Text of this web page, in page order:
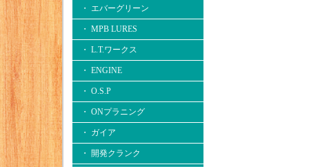
・ エバーグリーン
・ MPB LURES
・ L.T.ワークス
・ ENGINE
・ O.S.P
・ ONプラニング
・ ガイア
・ 開発クランク